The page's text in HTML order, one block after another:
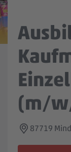
(m/
87719